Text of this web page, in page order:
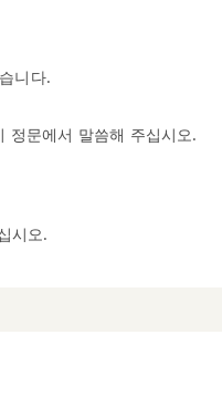
니다.
정문에서 말씀해 주십시오.
시오.